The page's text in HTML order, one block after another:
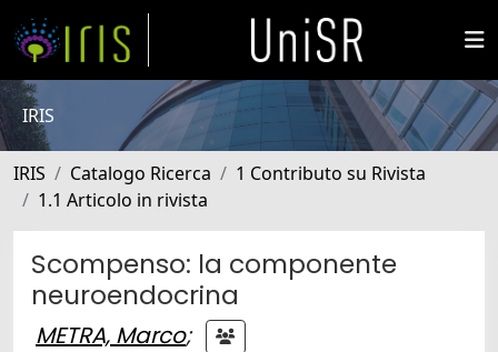
IRIS
IRIS Catalogo Ricerca
1 Contributo su Rivista
1.1 Articolo in rivista
Scompenso: la componente
neuroendocrina
METRA, Marco;